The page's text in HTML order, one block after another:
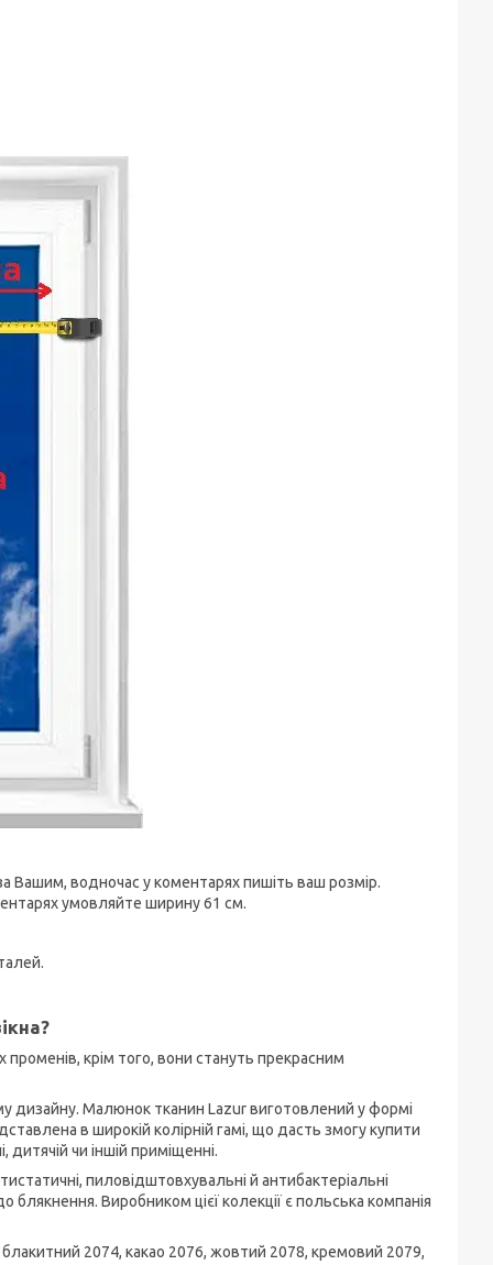
Вашим, водночас у коментарях пишіть ваш розмір.
умовляйте ширину 61 см.
крім того, вони стануть прекрасним
дизайну. Малюнок тканин Lazur виготовлений у формі
в широкій колірній гамі, що дасть змогу купити
дитячій чи іншій приміщенні.
пиловідштовхувальні й антибактеріальні
блякнення. Виробником цієї колекції є польська компанія
2074, какао 2076, жовтий 2078, кремовий 2079,